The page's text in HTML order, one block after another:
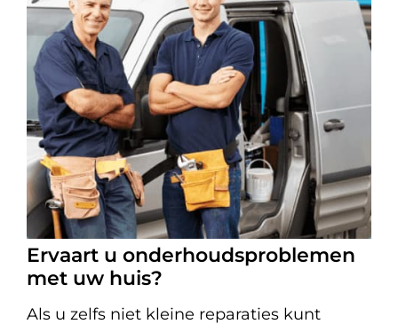
Ervaart u onderhoudsproblemen
met uw huis?
Als u zelfs niet kleine reparaties kunt